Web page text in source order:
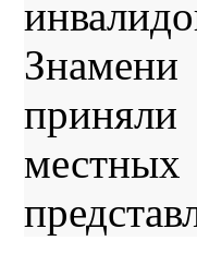
приняли